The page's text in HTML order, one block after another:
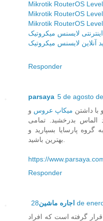
Mikrotik RouterOS
Mikrotik RouterOS
Mikrotik RouterOS
لایسنس میکروتیک
آنلاین لایسنس میکروتیک
Responder
parsaya 5 de agosto
داشتن میکاپ عروس و
بدرخشید. تمامی
پارسایا بسپارید و
https://
Responder
اجاره ماشین 28 de
گرفته است که افراد